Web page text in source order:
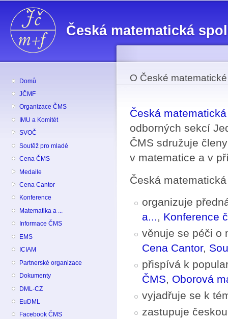
Česká matematická
Domů
JČMF
Organizace ČMS
IMU a Komitét
SVOČ
Soutěž pro mladé
Cena ČMS
Medaile
Cena Cantor
Konference
Matematika a ...
Informace ČMS
EMS
ICIAM
Partnerské organizace
Dokumenty
DML-CZ
EuDML
Facebook ČMS
O České
Česká
odborných sekcí
ČMS sdružuje
v matematice a v
Česká
organizuje
a..., Konference
věnuje se péči o
Cena Cantor,
přispívá k
ČMS, Oborová
vyjadřuje se k
zastupuje